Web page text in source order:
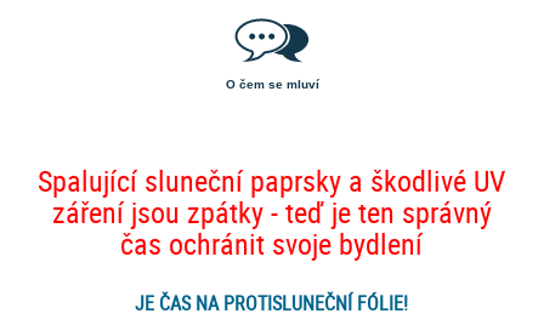
O čem se mluví
Spalující sluneční paprsky a škodlivé UV
záření jsou zpátky - teď je ten správný
čas ochránit svoje bydlení
JE ČAS NA PROTISLUNEČNÍ FÓLIE!